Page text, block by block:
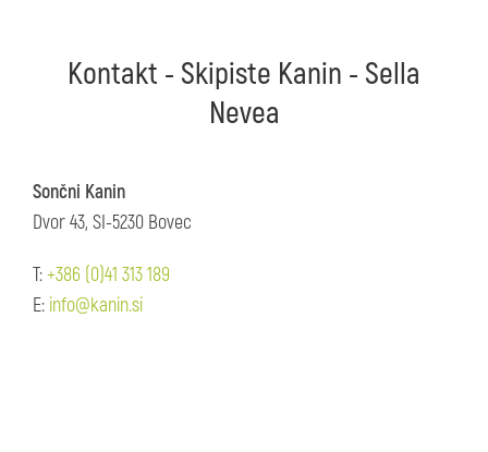
Kontakt - Skipiste Kanin - Sella
Nevea
Sončni Kanin
Dvor 43, SI-5230 Bovec
T:+386 (0)41 313 189
E: info@kanin.si